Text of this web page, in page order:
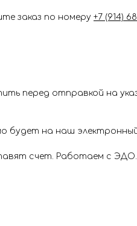
заказ по номеру +7 (914)
перед отправкой на
будет на наш
счет. Работаем с ЭДО.